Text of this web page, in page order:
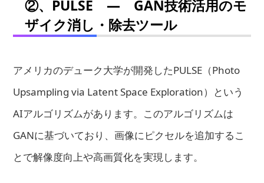
②、PULSE ― GAN技術活用のモ
ザイク消し・除去ツール
アメリカのデューク大学が開発したPULSE（Photo
Upsampling via Latent Space Exploration）という
AIアルゴリズムがあります。このアルゴリズムは
GANに基づいており、画像にピクセルを追加するこ
とで解像度向上や高画質化を実現します。